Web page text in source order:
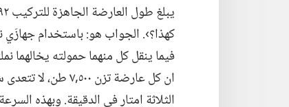
كهذا؟‏›.‏ الجواب هو:‏ باستخدام
فيما ينقل كل منهما حمولته يخالهما
ان كل عارضة تزن
الثلاثة امتار في الدقيقة.‏ وبهذه